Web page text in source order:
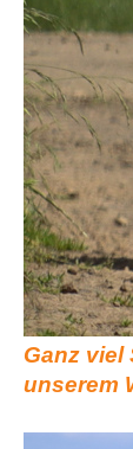
Ganz viel
unserem